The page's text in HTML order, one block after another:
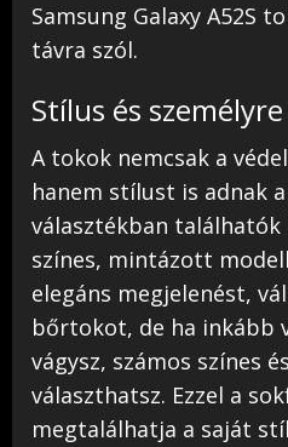
Samsung Galaxy A52S
távra szól.
Stílus és
A tokok nemcsak a
hanem stílust is adnak
választékban találhatók
színes, mintázott
elegáns megjelenést,
bőrtokot, de ha inkább
vágysz, számos színes
választhatsz. Ezzel a
megtalálhatja a saját